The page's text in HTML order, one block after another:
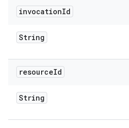
invocationId
String
resourceId
String